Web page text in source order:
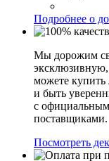
Подробнее о
Мы дорожим
можете купить
и быть
с
поставщиками.
Посмотреть